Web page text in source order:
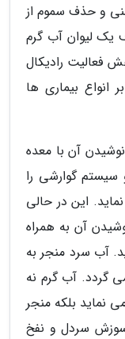
و حذف سموم از
یک لیوان آب گرم
فعالیت رادیکال
انواع بیماری ها
آن با معده
گوارشی را
این در حالی
آن به همراه
آب سرد منجر به
گردد. آب گرم نه
نماید بلکه منجر
سردل و نفخ